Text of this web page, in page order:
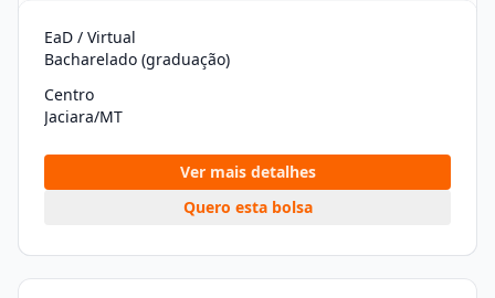
EaD / Virtual
Bacharelado (graduação)
Centro
Jaciara/MT
Ver mais detalhes
Quero esta bolsa